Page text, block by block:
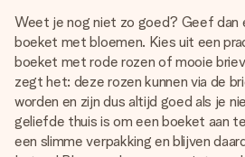
Weet je nog niet zo goed? Geef dan
boeket met bloemen. Kies uit een
boeket met rode rozen of mooie
zegt het: deze rozen kunnen via de
worden en zijn dus altijd goed als je
geliefde thuis is om een boeket aan
een slimme verpakking en blijven